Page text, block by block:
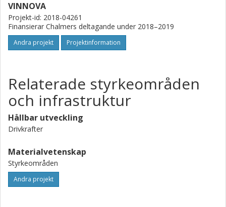
VINNOVA
Projekt-id: 2018-04261
Finansierar Chalmers deltagande under 2018–2019
Andra projekt Projektinformation
Relaterade styrkeområden
och infrastruktur
Hållbar utveckling
Drivkrafter
Materialvetenskap
Styrkeområden
Andra projekt